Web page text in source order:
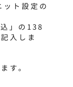
ット設定の
」の138
入しま
す。